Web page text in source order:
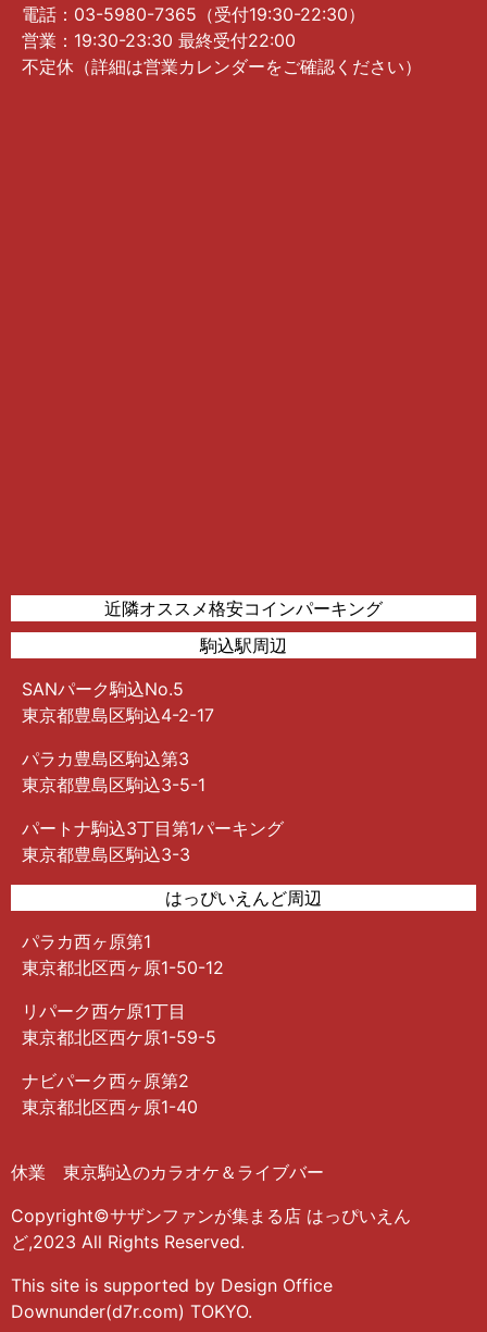
電話：03-5980-7365（受付19:30-22:30）
営業：19:30-23:30 最終受付22:00
不定休（詳細は営業カレンダーをご確認ください）
近隣オススメ格安コインパーキング
駒込駅周辺
SANパーク駒込No.5
東京都豊島区駒込4-2-17
パラカ豊島区駒込第3
東京都豊島区駒込3-5-1
パートナ駒込3丁目第1パーキング
東京都豊島区駒込3-3
はっぴいえんど周辺
パラカ西ヶ原第1
東京都北区西ヶ原1-50-12
リパーク西ケ原1丁目
東京都北区西ケ原1-59-5
ナビパーク西ヶ原第2
東京都北区西ヶ原1-40
休業 東京駒込のカラオケ＆ライブバー
Copyright©サザンファンが集まる店 はっぴいえん
ど,2023 All Rights Reserved.
This site is supported by Design Office
Downunder(d7r.com) TOKYO.